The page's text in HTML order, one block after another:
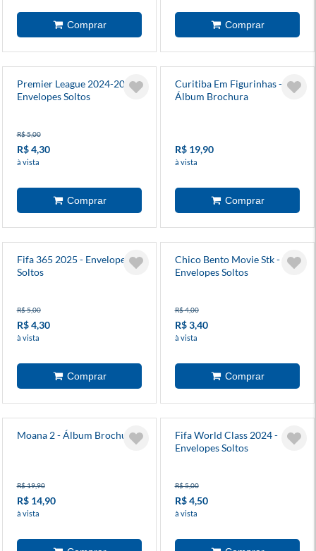
Premier League 2024-2025 -
Envelopes Soltos
R$ 5,00
R$ 4,30
à vista
Curitiba Em Figurinhas -
Álbum Brochura
R$ 19,90
à vista
Fifa 365 2025 - Envelopes
Soltos
R$ 5,00
R$ 4,30
à vista
Chico Bento Movie Stk -
Envelopes Soltos
R$ 4,00
R$ 3,40
à vista
Moana 2 - Álbum Brochura
R$ 19,90
R$ 14,90
à vista
Fifa World Class 2024 -
Envelopes Soltos
R$ 5,00
R$ 4,50
à vista